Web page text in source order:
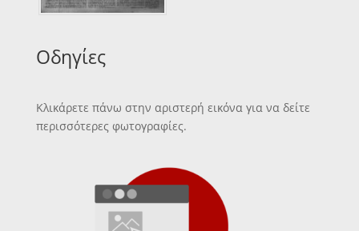
Οδηγίες
Κλικάρετε πάνω στην αριστερή εικόνα για να δείτε
περισσότερες φωτογραφίες.